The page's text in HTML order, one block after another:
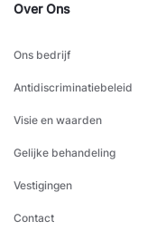
Over Ons
Ons bedrijf
Antidiscriminatiebeleid
Visie en waarden
Gelijke behandeling
Vestigingen
Contact